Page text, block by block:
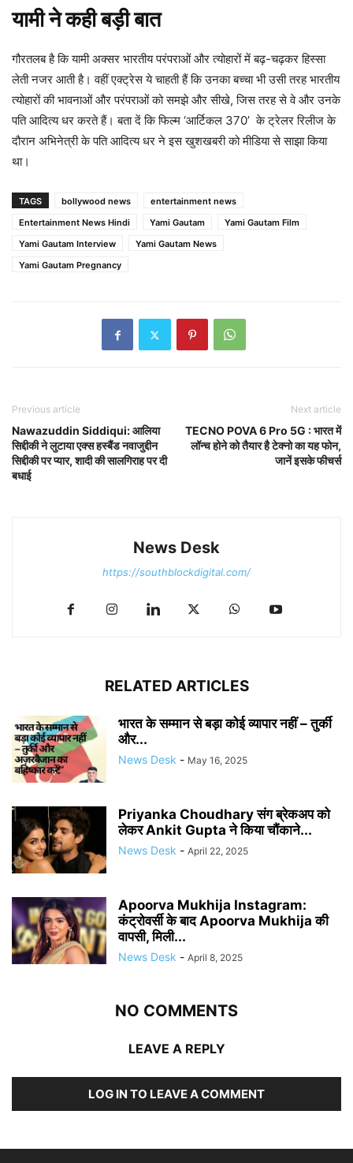
यामी ने कही बड़ी बात
गौरतलब है कि यामी अक्सर भारतीय परंपराओं और त्योहारों में बढ़-चढ़कर हिस्सा
लेती नजर आती है। वहीं एक्ट्रेस ये चाहती हैं कि उनका बच्चा भी उसी तरह भारतीय
त्योहारों की भावनाओं और परंपराओं को समझे और सीखे, जिस तरह से वे और उनके
पति आदित्य धर करते हैं। बता दें कि फिल्म ‘आर्टिकल 370’ के ट्रेलर रिलीज के
दौरान अभिनेत्री के पति आदित्य धर ने इस खुशखबरी को मीडिया से साझा किया
था।
TAGS bollywood news
entertainment news
Entertainment News Hindi
Yami Gautam
Yami Gautam Film
Yami Gautam Interview
Yami Gautam News
Yami Gautam Pregnancy
Previous article
Nawazuddin Siddiqui: आलिया
सिद्दीकी ने लुटाया एक्स हस्बैंड नवाजुद्दीन
सिद्दीकी पर प्यार, शादी की सालगिराह पर दी
बधाई
Next article
TECNO POVA 6 Pro 5G : भारत में
लॉन्च होने को तैयार है टेक्नो का यह फोन,
जानें इसके फीचर्स
News Desk
https://southblockdigital.com/
RELATED ARTICLES
भारत के सम्मान से बड़ा कोई व्यापार नहीं – तुर्की
और...
News Desk - May 16, 2025
Priyanka Choudhary संग ब्रेकअप को
लेकर Ankit Gupta ने किया चौंकाने...
News Desk - April 22, 2025
Apoorva Mukhija Instagram:
कंट्रोवर्सी के बाद Apoorva Mukhija की
वापसी, मिली...
News Desk - April 8, 2025
NO COMMENTS
LEAVE A REPLY
LOG IN TO LEAVE A COMMENT